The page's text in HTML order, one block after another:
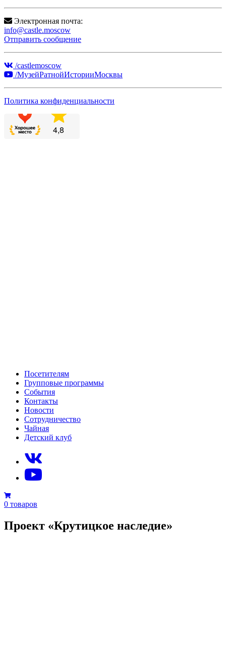
Электронная почта:
info@castle.moscow
Отправить сообщение
/castlemoscow
/МузейРатнойИсторииМосквы
Политика конфиденциальности
Посетителям
Групповые программы
События
Контакты
Новости
Сотрудничество
Чайная
Детский клуб
0 товаров
Проект «Крутицкое наследие»